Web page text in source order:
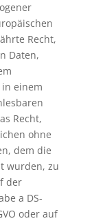
Recht,
Daten,
einem
Recht,
ohne
dem die
wurden, zu
der
a DS-
oder auf